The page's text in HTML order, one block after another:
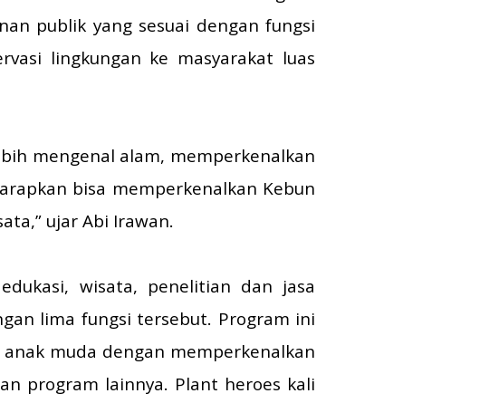
publik yang sesuai dengan fungsi
lingkungan ke masyarakat luas
mengenal alam, memperkenalkan
bisa memperkenalkan Kebun
ujar Abi Irawan.
wisata, penelitian dan jasa
lima fungsi tersebut. Program ini
muda dengan memperkenalkan
program lainnya. Plant heroes kali